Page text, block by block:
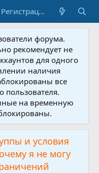
Регистрация
форума.
рекомендует не
для одного
наличия
все
пользователя.
на временную
и условия
я не могу